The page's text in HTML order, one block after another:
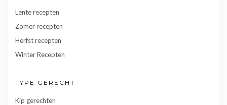
Lente recepten
Zomer recepten
Herfst recepten
Winter Recepten
TYPE GERECHT
Kip gerechten